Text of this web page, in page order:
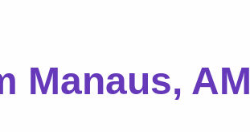
Manaus, AM